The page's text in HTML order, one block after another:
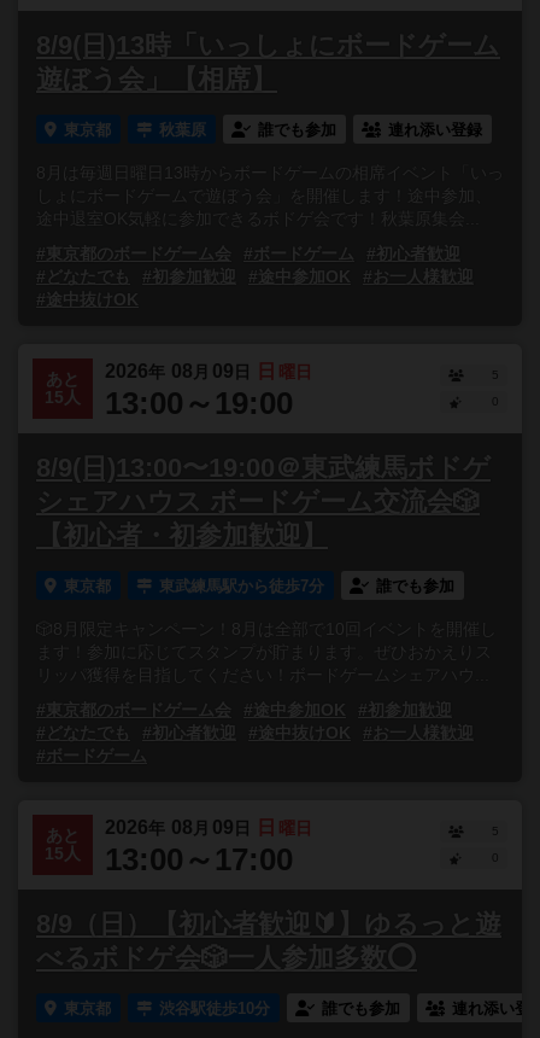
8/9(日)13時「いっしょにボードゲーム
遊ぼう会」【相席】
東京都 秋葉原 誰でも参加 連れ添い登録
8月は毎週日曜日13時からボードゲームの相席イベント「いっ
しょにボードゲームで遊ぼう会」を開催します！途中参加、
途中退室OK気軽に参加できるボドゲ会です！秋葉原集会...
#東京都のボードゲーム会
#ボードゲーム
#初心者歓迎
#どなたでも
#初参加歓迎 #途中参加OK
#お一人様歓迎
#途中抜けOK
あと
15人
2026年 08 月 09 日 日 曜日
13:00～19:00
5
8/9(日)13:00〜19:00＠東武練馬ボドゲ
シェアハウス ボードゲーム交流会🎲
【初心者・初参加歓迎】
東京都 東武練馬駅から徒歩7分 誰でも参加
🎲8月限定キャンペーン！8月は全部で10回イベントを開催し
ます！参加に応じてスタンプが貯まります。ぜひおかえりス
リッパ獲得を目指してください！ボードゲームシェアハウ...
#東京都のボードゲーム会
#途中参加OK
#初参加歓迎
#どなたでも
#初心者歓迎 #途中抜けOK
#お一人様歓迎
#ボードゲーム
あと
15人
2026年 08 月 09 日 日 曜日
13:00～17:00
5
8/9（日）【初心者歓迎🔰】ゆるっと遊
べるボドゲ会🎲一人参加多数⭕️
東京都 渋谷駅徒歩10分 誰でも参加 連れ添い登